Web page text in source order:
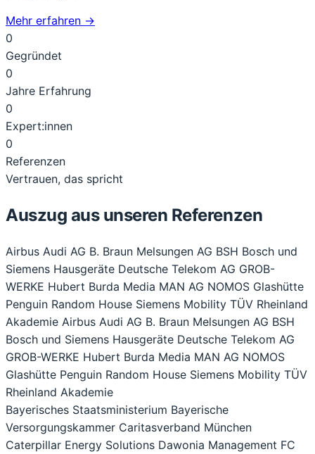
Mehr erfahren →
0
Gegründet
0
Jahre Erfahrung
0
Expert:innen
0
Referenzen
Vertrauen, das spricht
Auszug aus unseren Referenzen
Airbus Audi AG B. Braun Melsungen AG BSH Bosch und
Siemens Hausgeräte Deutsche Telekom AG GROB-
WERKE Hubert Burda Media MAN AG NOMOS Glashütte
Penguin Random House Siemens Mobility TÜV Rheinland
Akademie Airbus Audi AG B. Braun Melsungen AG BSH
Bosch und Siemens Hausgeräte Deutsche Telekom AG
GROB-WERKE Hubert Burda Media MAN AG NOMOS
Glashütte Penguin Random House Siemens Mobility TÜV
Rheinland Akademie
Bayerisches Staatsministerium Bayerische
Versorgungskammer Caritasverband München
Caterpillar Energy Solutions Dawonia Management FC